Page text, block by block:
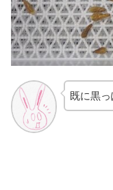
既に黒